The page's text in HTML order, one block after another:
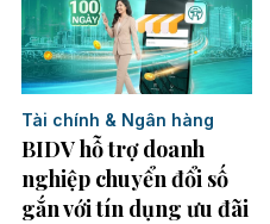
Tài chính & Ngân hàng
BIDV hỗ trợ doanh
nghiệp chuyển đổi số
gắn với tín dụng ưu đãi